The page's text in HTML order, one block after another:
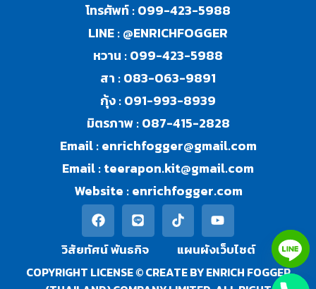
โทรศัพท์ :099-423-5988
LINE :@ENRICHFOGGER
หวาน :099-423-5988
สา :083-063-9891
กุ้ง :091-993-8939
มิตรภาพ :087-415-2828
Email :enrichfogger@gmail.com
Email :teerapon.kit@gmail.com
Website :enrichfogger.com
วิสัยทัศน์ พันธกิจ​ แผนผังเว็บไซต์
COPYRIGHT LICENSE © CREATE BY ENRICH FOGGER